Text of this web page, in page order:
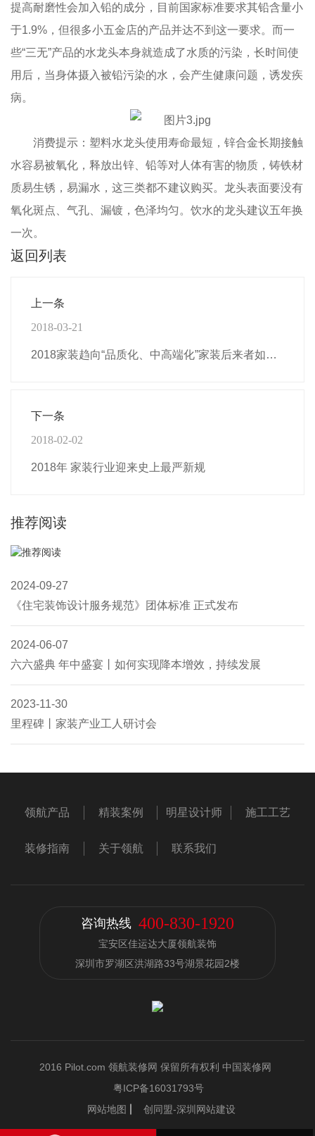
提高耐磨性会加入铅的成分，目前国家标准要求其铅含量小
于1.9%，但很多小五金店的产品并达不到这一要求。而一
些“三无”产品的水龙头本身就造成了水质的污染，长时间使
用后，当身体摄入被铅污染的水，会产生健康问题，诱发疾
病。
消费提示：塑料水龙头使用寿命最短，锌合金长期接触
水容易被氧化，释放出锌、铅等对人体有害的物质，铸铁材
质易生锈，易漏水，这三类都不建议购买。龙头表面要没有
氧化斑点、气孔、漏镀，色泽均匀。饮水的龙头建议五年换
一次。
返回列表
上一条
2018-03-21
2018家装趋向“品质化、中高端化”家装后来者如何突围
下一条
2018-02-02
2018年 家装行业迎来史上最严新规
推荐阅读
2024-09-27
《住宅装饰设计服务规范》团体标准 正式发布
2024-06-07
六六盛典 年中盛宴丨如何实现降本增效，持续发展
2023-11-30
里程碑丨家装产业工人研讨会
领航产品 精装案例 明星设计师 施工工艺
装修指南 关于领航 联系我们
咨询热线 400-830-1920
宝安区佳运达大厦领航装饰
深圳市罗湖区洪湖路33号湖景花园2楼
2016 Pilot.com 领航装修网 保留所有权利 中国装修网
粤ICP备16031793号
网站地图
创同盟-深圳网站建设